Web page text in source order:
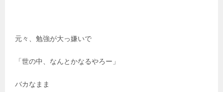
元々、勉強が大っ嫌いで
「世の中、なんとかなるやろー」
バカなまま